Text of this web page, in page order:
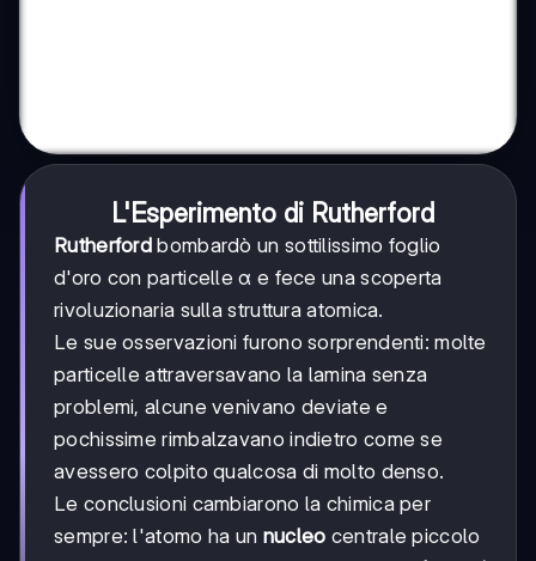
L'Esperimento di Rutherford
Rutherford bombardò un sottilissimo foglio
d'oro con particelle α e fece una scoperta
rivoluzionaria sulla struttura atomica.
Le sue osservazioni furono sorprendenti: molte
particelle attraversavano la lamina senza
problemi, alcune venivano deviate e
pochissime rimbalzavano indietro come se
avessero colpito qualcosa di molto denso.
Le conclusioni cambiarono la chimica per
sempre: l'atomo ha un nucleo centrale piccolo